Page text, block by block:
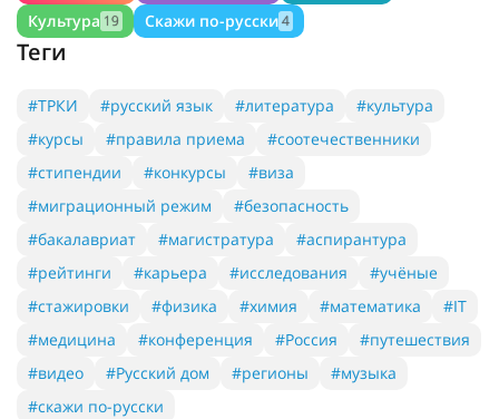
Культура 19 Скажи по-русски4
Теги
#ТРКИ #русский язык #литература
#культура
#курсы
#правила приема
#соотечественники
#стипендии
#конкурсы
#виза
#миграционный режим
#безопасность
#бакалавриат
#магистратура
#аспирантура
#рейтинги
#карьера #исследования
#учёные
#стажировки
#физика #химия #математика
#IT
#медицина
#конференция #Россия
#путешествия
#видео
#Русский дом #регионы
#музыка
#скажи по-русски